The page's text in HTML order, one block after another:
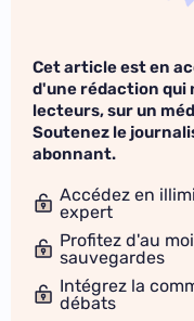
Cet article est en
d'une rédaction qui
lecteurs, sur un
Soutenez le
abonnant.
Accédez en
expert
Profitez d'au
sauvegardes
Intégrez la
débats